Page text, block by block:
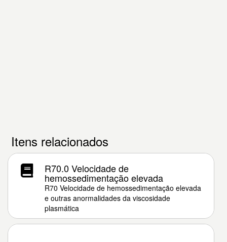
Itens relacionados
R70.0 Velocidade de
hemossedimentação elevada
R70 Velocidade de hemossedimentação elevada
e outras anormalidades da viscosidade
plasmática